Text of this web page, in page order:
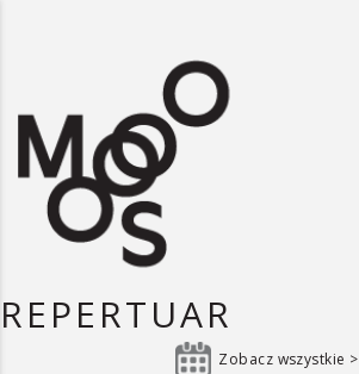
REPERTUAR
Zobacz wszystkie >